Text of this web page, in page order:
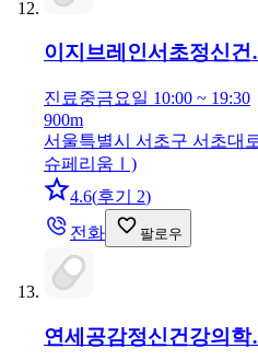
이지브레인서초정신
진료중금요일 10:00 ~ 19:30
900m
서울특별시 서초구 서초대
슈페리움Ⅰ)
4.6(후기 2)
전화
팔로우
연세공감정신건강의